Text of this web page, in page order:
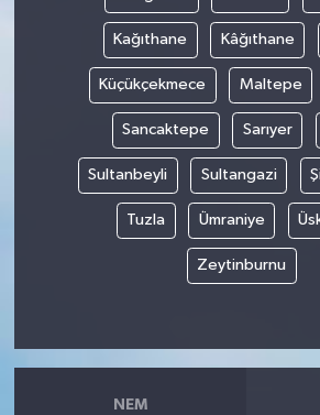
Kağıthane Kâğıthane
Küçükçekmece Maltepe
Sancaktepe Sarıyer
Sultanbeyli Sultangazi
Tuzla Ümraniye
Zeytinburnu
NEM